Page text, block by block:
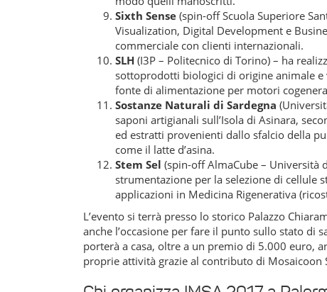
Sixth Sense (spin-off Scuola Superiore
Visualization, Digital Development e
commerciale con clienti internazionali.
SLH (I3P – Politecnico di Torino) – ha
sottoprodotti biologici di origine animale
fonte di alimentazione per motori
Sostanze Naturali di Sardegna
saponi artigianali sull’Isola di Asinara,
ed estratti provenienti dallo sfalcio della
come il latte d’asina.
Stem Sel (spin-off AlmaCube – Università
strumentazione per la selezione di cellule
applicazioni in Medicina Rigenerativa
L’evento si terrà presso lo storico Palazzo
anche l’occasione per fare il punto sullo stato di
porterà a casa, oltre a un premio di 5.000 euro,
proprie attività grazie al contributo di Mosaicoon